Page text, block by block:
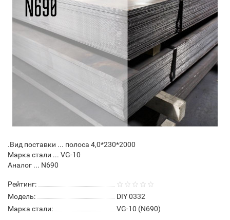
.Вид поставки ... полоса 4,0*230*2000
Марка стали ... VG-10
Аналог ... N690
Рейтинг:
Модель:
DIY 0332
Марка стали:
VG-10 (N690)